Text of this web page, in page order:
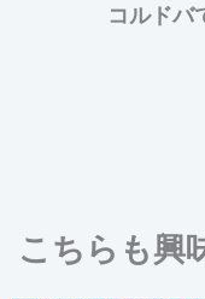
コルドバ
こちらも興